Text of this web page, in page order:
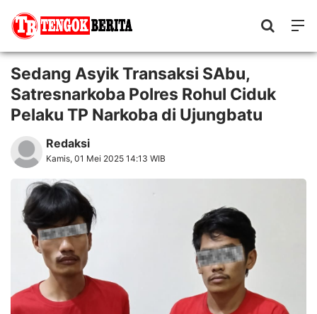
Sedang Asyik Transaksi SAbu,
Satresnarkoba Polres Rohul Ciduk
Pelaku TP Narkoba di Ujungbatu
Redaksi
Kamis, 01 Mei 2025 14:13 WIB